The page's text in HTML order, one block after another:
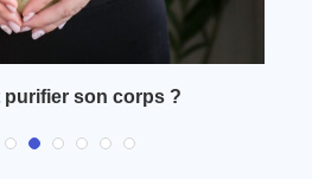
purifier son corps ?